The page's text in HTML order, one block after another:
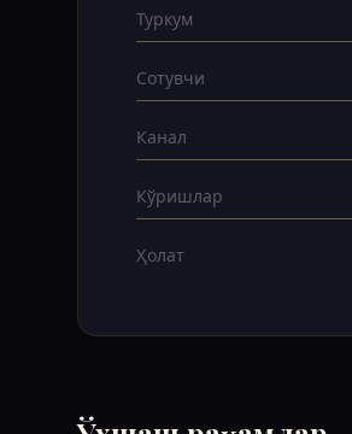
Туркум
Сотувчи
Канал
Кўришлар
Ҳолат